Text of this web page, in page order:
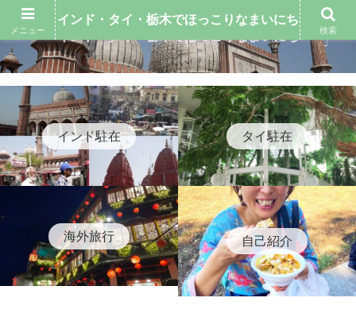
インド駐在 タイ駐在
海外旅行 自己紹介
メニュー
インド・タイ・栃木でほっこりなまいにち
検索